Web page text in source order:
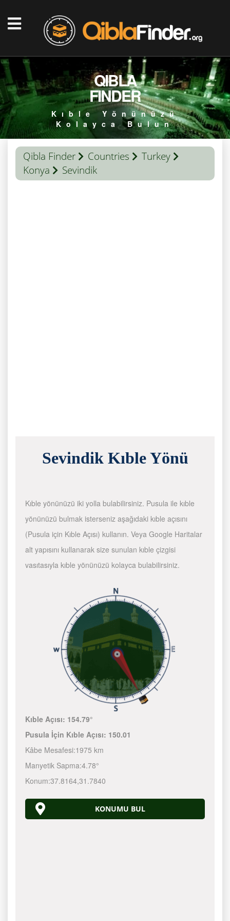
QIBLA
FINDER
Kıble Yönünüzü
Kolayca Bulun
Qibla Finder Countries
Turkey
Konya
Sevindik
Sevindik Kıble Yönü
Kıble yönünüzü iki yolla bulabilirsiniz. Pusula ile kıble
yönünüzü bulmak isterseniz aşağıdaki kıble açısını
(Pusula için Kıble Açısı) kullanın. Veya Google Haritalar
alt yapısını kullanarak size sunulan kıble çizgisi
vasıtasıyla kıble yönünüzü kolayca bulabilirsiniz.
Kıble Açısı: 154.79°
Pusula İçin Kıble Açısı: 150.01
Kâbe Mesafesi:1975 km
Manyetik Sapma:4.78°
Konum:37.8164,31.7840
KONUMU BUL